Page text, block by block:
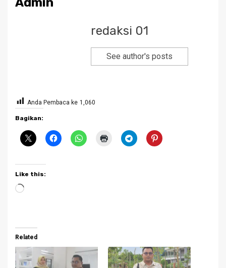
redaksi 01
See author's posts
Anda Pembaca ke 1,060
Bagikan:
Like this:
Loading…
Related